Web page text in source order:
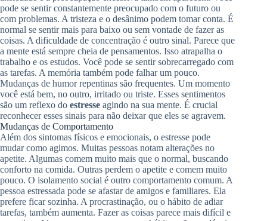
pode se sentir constantemente preocupado com o futuro ou
com problemas. A tristeza e o desânimo podem tomar conta. É
normal se sentir mais para baixo ou sem vontade de fazer as
coisas. A dificuldade de concentração é outro sinal. Parece que
a mente está sempre cheia de pensamentos. Isso atrapalha o
trabalho e os estudos. Você pode se sentir sobrecarregado com
as tarefas. A memória também pode falhar um pouco.
Mudanças de humor repentinas são frequentes. Um momento
você está bem, no outro, irritado ou triste. Esses sentimentos
são um reflexo do estresse agindo na sua mente. É crucial
reconhecer esses sinais para não deixar que eles se agravem.
Mudanças de Comportamento
Além dos sintomas físicos e emocionais, o estresse pode
mudar como agimos. Muitas pessoas notam alterações no
apetite. Algumas comem muito mais que o normal, buscando
conforto na comida. Outras perdem o apetite e comem muito
pouco. O isolamento social é outro comportamento comum. A
pessoa estressada pode se afastar de amigos e familiares. Ela
prefere ficar sozinha. A procrastinação, ou o hábito de adiar
tarefas, também aumenta. Fazer as coisas parece mais difícil e